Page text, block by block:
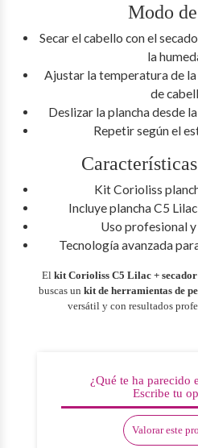
Modo
Secar el cabello con el
la
Ajustar la temperatura de
de
Deslizar la plancha desde
Repetir según el
Kit Corioliss
Incluye plancha C5
Uso profesional
Tecnología avanzada
Elkit Corioliss C5 Lilac +
buscas unkit de herramientas de
versátil y con resultados
¿Qué te ha parecido
Escribe tu
Valorar este